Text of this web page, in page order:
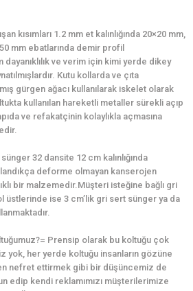
kısımları 1.2 mm et kalınlığında 20×20 mm,
mm ebatlarında demir profil
dayanıklılık ve verim için kimi yerde dikey
Kutu kollarda ve çıta
gürgen ağacı kullanılarak iskelet olarak
kullanılan hareketli metaller sürekli açıp
ve refakatçinin kolaylıkla açmasına
32 dansite 12 cm kalınlığında
deforme olmayan kanserojen
bir malzemedir.Müşteri isteğine bağlı gri
üstlerinde ise 3 cm’lik gri sert sünger ya da
Prensip olarak bu koltuğu çok
yok, her yerde koltuğu insanların gözüne
nefret ettirmek gibi bir düşüncemiz de
edip kendi reklamımızı müşterilerimize